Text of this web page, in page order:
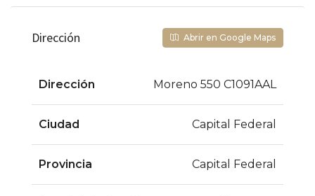
Dirección Abrir en Google Maps
Dirección Moreno 550 C1091AAL
Ciudad Capital Federal
Provincia Capital Federal